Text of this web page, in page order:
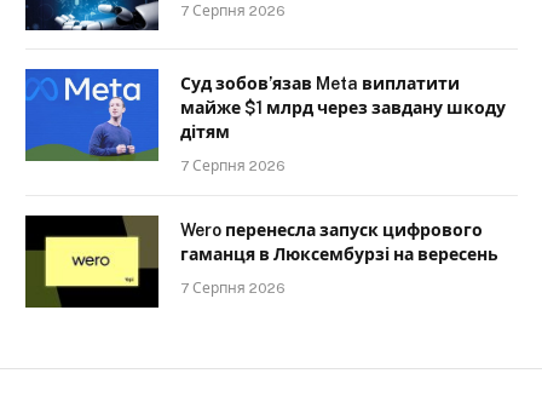
7 Серпня 2026
Суд зобов’язав Meta виплатити
майже $1 млрд через завдану шкоду
дітям
7 Серпня 2026
Wero перенесла запуск цифрового
гаманця в Люксембурзі на вересень
7 Серпня 2026